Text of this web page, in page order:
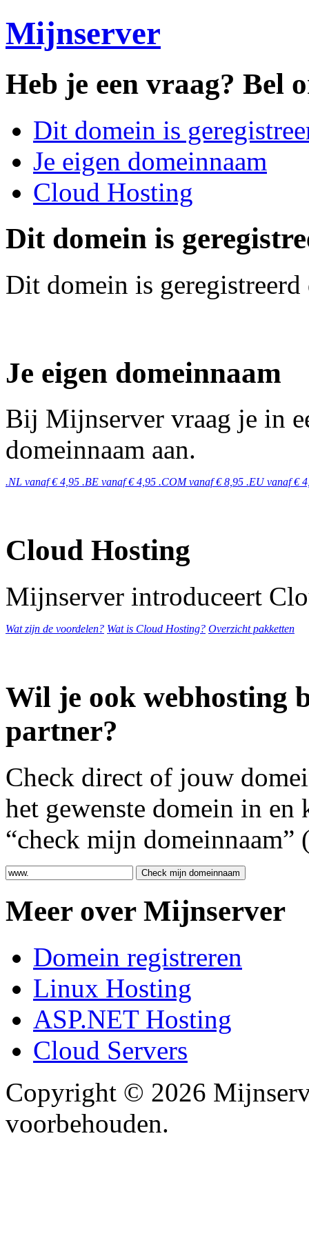
Mijnserver
Heb je een vraag? Bel
Dit domein is
Je eigen domeinnaam
Cloud Hosting
Dit domein is
Dit domein is
Je eigen domeinnaam
Bij Mijnserver vraag je in
domeinnaam aan.
.NL vanaf € 4,95 .BE vanaf € 4,95 .COM vanaf € 8,95 .EU vanaf €
Cloud Hosting
Mijnserver introduceert
Wat zijn de voordelen? Wat is Cloud Hosting? Overzicht pakketten
Wil je ook webhosting
partner?
Check direct of jouw
het gewenste domein in en
“check mijn
Meer over Mijnserver
Domein registreren
Linux Hosting
ASP.NET Hosting
Cloud Servers
Copyright © 2026
voorbehouden.